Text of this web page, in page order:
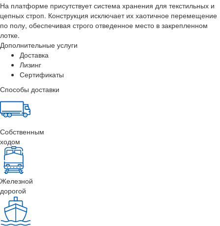
На платформе присутствует система хранения для текстильных и
цепных строп. Конструкция исключает их хаотичное перемещение
по полу, обеспечивая строго отведенное место в закрепленном
лотке.
Дополнительные услуги
Доставка
Лизинг
Сертификаты
Способы доставки
Собственным
ходом
Железной
дорогой